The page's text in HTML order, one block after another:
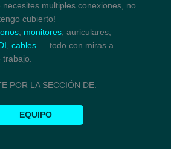
multiples conexiones, no
cubierto!
, monitores, auriculares,
cables… todo con miras a
POR LA SECCIÓN DE:
EQUIPO